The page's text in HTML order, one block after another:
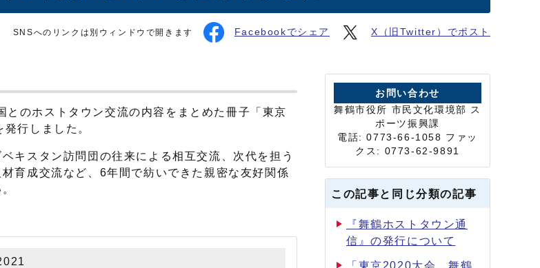
SNSへのリンクは別ウィンドウで開きます Facebookでシェア X（旧Twitter）でポスト
のホストタウン交流の内容をまとめた冊子「東京
行しました。
キスタン訪問団の往来による相互交流、次代を担う
育成交流など、6年間で紡いできた親密な友好関係
お問い合わせ
舞鶴市役所 市民文化環境部 ス
ポーツ振興課
電話: 0773-66-1058 ファッ
クス: 0773-62-9891
この記事と同じ分類の記事
『舞鶴ホストタウン通
信』の発行について
「東京2020大会 舞鶴